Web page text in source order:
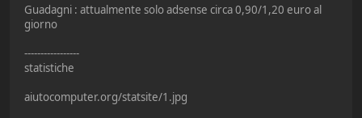
Guadagni : attualmente solo adsense circa 0,90/1,20 euro al
giorno
-----------------
statistiche
aiutocomputer.org/statsite/1.jpg